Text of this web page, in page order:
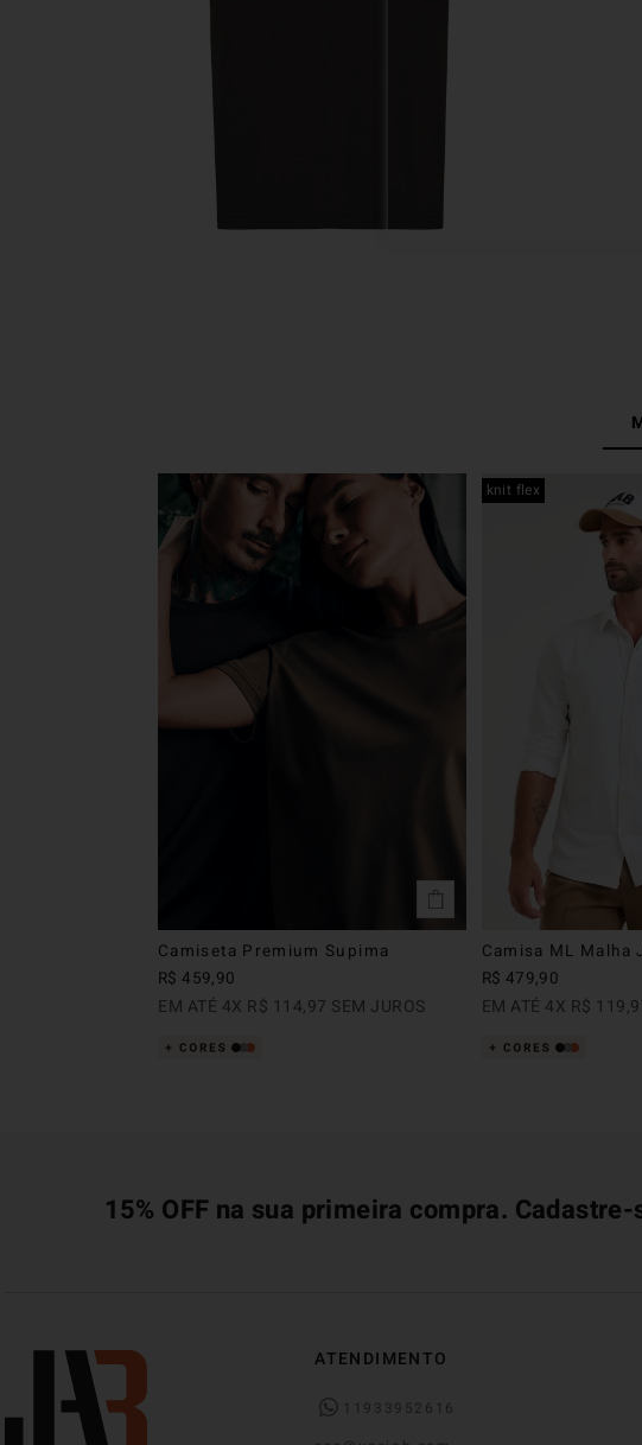
Camiseta Premium Supima
R$ 459,90
EM ATÉ 4X R$ 114,97 SEM JUROS
knit flex
Camisa ML Malha
R$ 479,90
EM ATÉ 4X R$ 119,
15% OFF na sua primeira compra. Cadastre-
ATENDIMENTO
11933952616